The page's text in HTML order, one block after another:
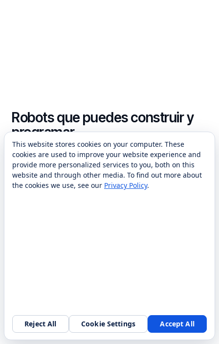
Robots que puedes construir y
programar
El Cubelets Clever Constructors Pack es un kit de
robótica versátil diseñado para que los jóvenes
exploren los principios fundamentales de STEM a
divertida y atractiva de aprender sobre tecnología.
This website stores cookies on your computer. These
cookies are used to improve your website experience and
provide more personalized services to you, both on this
website and through other media. To find out more about
the cookies we use, see our Privacy Policy.
Reject All Cookie Settings Accept All